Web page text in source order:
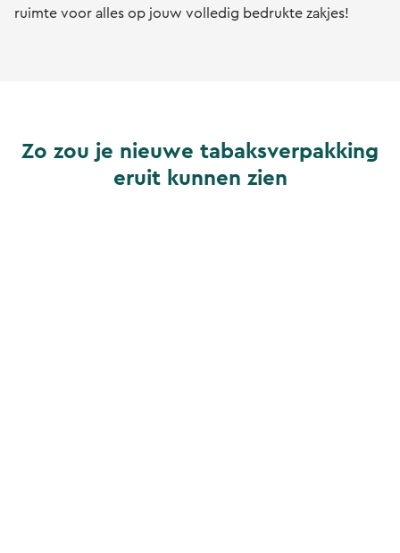
ruimte voor alles op jouw volledig bedrukte zakjes!
Zo zou je nieuwe tabaksverpakking
eruit kunnen zien